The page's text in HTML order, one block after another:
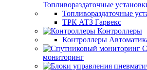
Топливораздаточные
Топливораздаточные
ТРК АТЗ Гарвекс
Контроллеры
Контроллеры
мониторинг